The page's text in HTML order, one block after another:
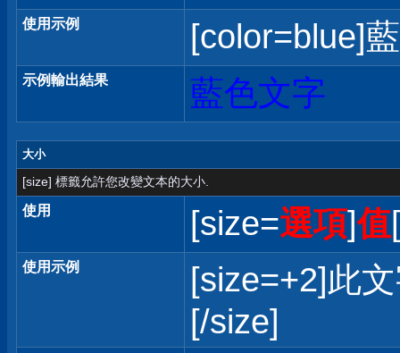
使用示例 [color=blue]
示例輸出結果 藍色文字
大小
[size] 標籤允許您改變文本的大小.
使用 [size=選項]值
使用示例
[size=+2]此
[/size]